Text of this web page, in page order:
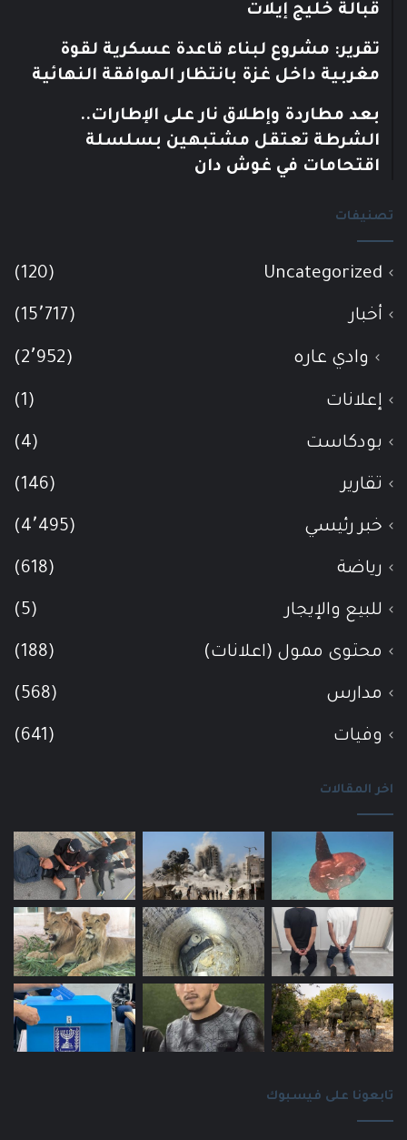
قبالة خليج إيلات
تقرير: مشروع لبناء قاعدة عسكرية لقوة
مغربية داخل غزة بانتظار الموافقة النهائية
بعد مطاردة وإطلاق نار على الإطارات..
الشرطة تعتقل مشتبهين بسلسلة
اقتحامات في غوش دان
تصنيفات
Uncategorized
(120)
أخبار (15٬717)
وادي عاره (2٬952)
إعلانات (1)
بودكاست (4)
تقارير (146)
خبر رئيسي (4٬495)
رياضة (618)
للبيع والإيجار (5)
محتوى ممول (اعلانات) (188)
مدارس (568)
وفيات (641)
اخر المقالات
تابعونا على فيسبوك